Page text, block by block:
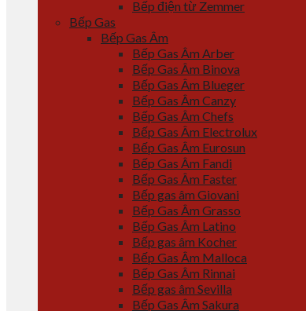
Bếp điện từ Zemmer
Bếp Gas
Bếp Gas Âm
Bếp Gas Âm Arber
Bếp Gas Âm Binova
Bếp Gas Âm Blueger
Bếp Gas Âm Canzy
Bếp Gas Âm Chefs
Bếp Gas Âm Electrolux
Bếp Gas Âm Eurosun
Bếp Gas Âm Fandi
Bếp Gas Âm Faster
Bếp gas âm Giovani
Bếp Gas Âm Grasso
Bếp Gas Âm Latino
Bếp gas âm Kocher
Bếp Gas Âm Malloca
Bếp Gas Âm Rinnai
Bếp gas âm Sevilla
Bếp Gas Âm Sakura